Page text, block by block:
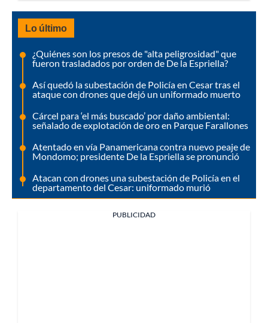
Lo último
¿Quiénes son los presos de "alta peligrosidad" que
fueron trasladados por orden de De la Espriella?
Así quedó la subestación de Policía en Cesar tras el
ataque con drones que dejó un uniformado muerto
Cárcel para ‘el más buscado’ por daño ambiental:
señalado de explotación de oro en Parque Farallones
Atentado en vía Panamericana contra nuevo peaje de
Mondomo; presidente De la Espriella se pronunció
Atacan con drones una subestación de Policía en el
departamento del Cesar: uniformado murió
PUBLICIDAD